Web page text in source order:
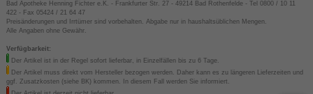
Bad Apotheke Henning Fichter e.K. - Frankfurter Str. 27 - 49214 Bad Rothenfelde - Tel 0800 / 10 11
422 - Fax 05424 / 21 64 47
Preisänderungen und Irrtümer sind vorbehalten. Abgabe nur in haushaltsüblichen Mengen.
Alle Angaben ohne Gewähr.
Verfügbarkeit:
Der Artikel ist in der Regel sofort lieferbar, in Einzelfällen bis zu 6 Tage.
Der Artikel muss direkt vom Hersteller bezogen werden. Daher kann es zu längeren Lieferzeiten und
ggf. Zusatzkosten (siehe BK) kommen. In diesem Fall werden Sie informiert.